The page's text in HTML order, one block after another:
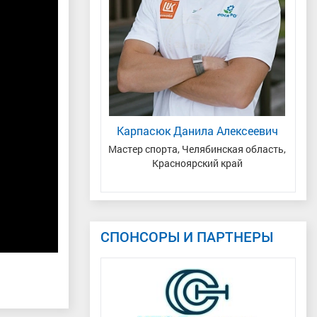
Карпасюк Данила Алексеевич
Мастер спорта, Челябинская область,
Красноярский край
СПОНСОРЫ И ПАРТНЕРЫ